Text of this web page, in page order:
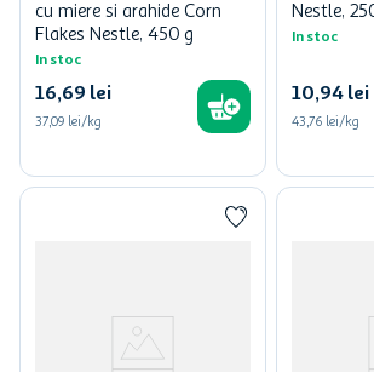
cu miere si arahide Corn
Flakes Nestle, 450 g
In stoc
16,69 lei
37,09 lei/kg
Nestle,
In stoc
10,94 lei
43,76 lei/kg